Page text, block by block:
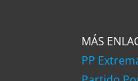
MÁS
PP